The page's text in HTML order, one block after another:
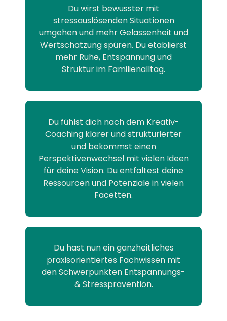
Du wirst bewusster mit
stressauslösenden Situationen
umgehen und mehr Gelassenheit und
Wertschätzung spüren. Du etablierst
mehr Ruhe, Entspannung und
Struktur im Familienalltag.
Du fühlst dich nach dem Kreativ-
Coaching klarer und strukturierter
und bekommst einen
Perspektivenwechsel mit vielen Ideen
für deine Vision. Du entfaltest deine
Ressourcen und Potenziale in vielen
Facetten.
Du hast nun ein ganzheitliches
praxisorientiertes Fachwissen mit
den Schwerpunkten Entspannungs-
& Stressprävention.